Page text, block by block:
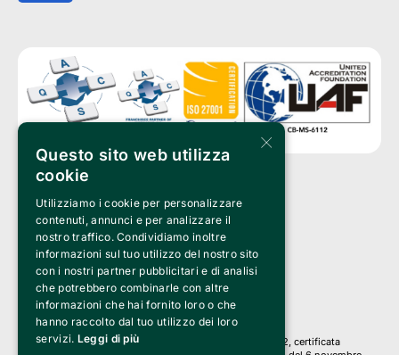
Clappit è un marchio di proprietà di:
Bemils Srl
a Socio Unico
Via Fosse Ardeatine, 4 -20092 Cinisello Balsamo (MI)
PI 05589050961
Iscr. C.C.I.A.A. Milano R.E.A. 1833471
© 2010-2025 Bemils Srl - Tutti i diritti riservati
Credits:
Clappit è basato sulla piattaforma di biglietteria Belive 6.2, certificata
×
Questo sito web utilizza
cookie
Utilizziamo i cookie per personalizzare
contenuti, annunci e per analizzare il
nostro traffico. Condividiamo inoltre
informazioni sul tuo utilizzo del nostro sito
con i nostri partner pubblicitari e di analisi
che potrebbero combinarle con altre
informazioni che hai fornito loro o che
hanno raccolto dal tuo utilizzo dei loro
servizi. Leggi di più